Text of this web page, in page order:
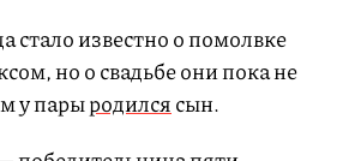
стало известно о помолвке
но о свадьбе они пока не
у парыродилсясын.